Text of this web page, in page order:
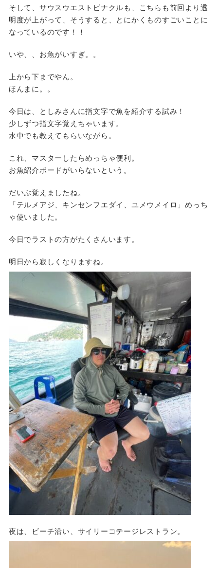
そして、サウスウエストピナクルも、こちらも前回より透
明度が上がって、そうすると、とにかくものすごいことに
なっているのです！！
いや、、お魚がいすぎ。。
上から下までやん。
ほんまに。。
今日は、としみさんに指文字で魚を紹介する試み！
少しずつ指文字覚えちゃいます。
水中でも教えてもらいながら。
これ、マスターしたらめっちゃ便利。
お魚紹介ボードがいらないという。
だいぶ覚えましたね。
「テルメアジ、キンセンフエダイ、ユメウメイロ」めっち
ゃ使いました。
今日でラストの方がたくさんいます。
明日から寂しくなりますね。
夜は、ビーチ沿い、サイリーコテージレストラン。